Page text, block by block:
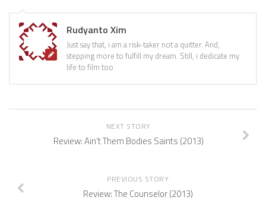
Rudyanto Xim
Just say that, i am a risk-taker not a quitter. And,
stepping more to fulfill my dream. Still, i dedicate my
life to film too
NEXT STORY
Review: Ain’t Them Bodies Saints (2013)
PREVIOUS STORY
Review: The Counselor (2013)